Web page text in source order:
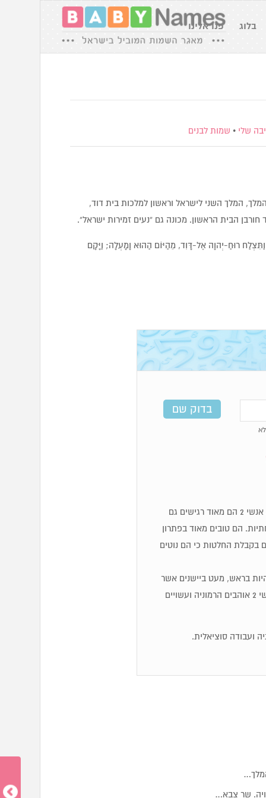
בלוג פנו אלינו
שלי • שמות לבנים
המלך השני לישראל וראשון למלכות בית דוד,
רוּחַ-יְהוָה אֶל-דָּוִד, מֵהַיּוֹם הַהוּא וָמָעְלָה; וַיָּקָם
מספר 2 בנומרולוגיה קשור לאנרגיה נשית לכן הם אנשים רכים ומכילים. אנשי 2 הם מאוד רגישים גם
הם טובים מאוד בפתרון
בקבלת החלטות כי הם נוטים
בראש, מעט ביישנים אשר
חוששים להביע את דעתם בציבור כדי להימנע מוויכוחים ועימותים. אנשי 2 אוהבים הרמוניה ועשויים
ועבודה סוציאלית.
שר צבא…